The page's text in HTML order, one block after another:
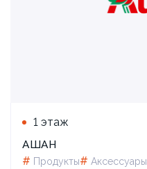
1 этаж
АШАН
# Продукты# Аксессуары